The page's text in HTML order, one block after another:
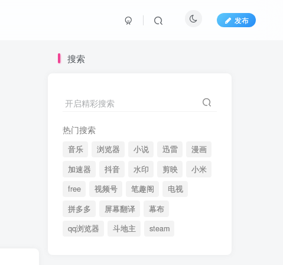
发布
搜索
开启精彩搜索
热门搜索
音乐 浏览器 小说 迅雷
漫画
加速器
抖音 水印 剪映
小米
free
视频号 笔趣阁
电视
拼多多
屏幕翻译
幕布
qq浏览器
斗地主 steam